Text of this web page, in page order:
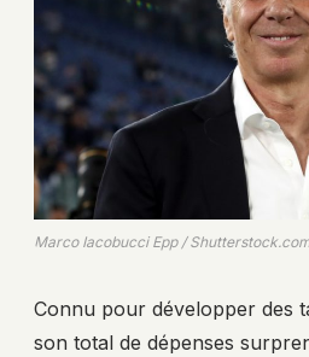
Marco Iacobucci Epp /
Connu pour développer des
son total de dépenses